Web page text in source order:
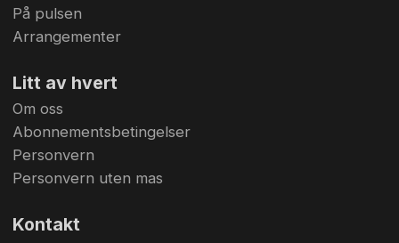
På pulsen
Arrangementer
Litt av hvert
Om oss
Abonnementsbetingelser
Personvern
Personvern uten mas
Kontakt